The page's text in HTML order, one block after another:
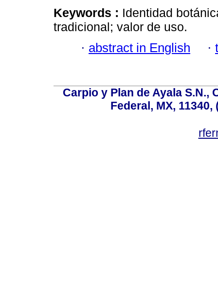
Keywords : Identidad
tradicional; valor de uso.
· abstract in English ·
Carpio y Plan de Ayala S.N.,
Federal, MX,